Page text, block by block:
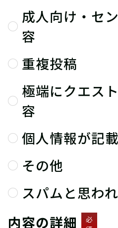
成人向け・セ
容
重複投稿
極端にクエス
容
個人情報が記
その他
スパムと思わ
内容の詳細
必